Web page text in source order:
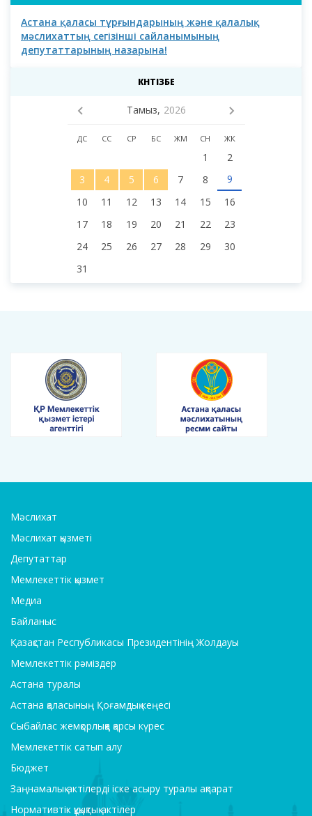
Астана қаласы тұрғындарының және қалалық
мәслихаттың сегізінші сайланымының
депутаттарының назарына!
КҮНТІЗБЕ
Тамыз, 2026
ДС СС СР БС ЖМ СН ЖК
1
2
3
4 5 6 7 8
9
10
11 12 13 14 15
16
17
18 19 20 21 22
23
24
25 26 27 28 29
30
31
Мәслихат
Мәслихат қызметі
Депутаттар
Мемлекеттік қызмет
Медиа
Байланыс
Қазақстан Республикасы Президентінің Жолдауы
Мемлекеттік рәміздер
Астана туралы
Астана қаласының Қоғамдық кеңесі
Сыбайлас жемқорлыққа қарсы күрес
Мемлекеттік сатып алу
Бюджет
Заңнамалық актілерді іске асыру туралы ақпарат
Нормативтік құқықтық актілер